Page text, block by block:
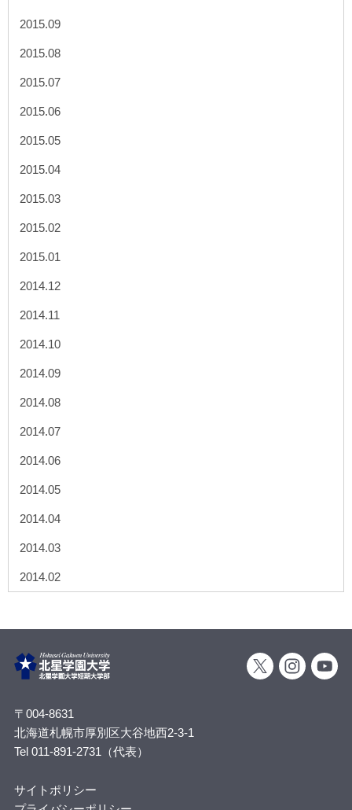
2015.09
2015.08
2015.07
2015.06
2015.05
2015.04
2015.03
2015.02
2015.01
2014.12
2014.11
2014.10
2014.09
2014.08
2014.07
2014.06
2014.05
2014.04
2014.03
2014.02
〒004-8631
北海道札幌市厚別区大谷地西2-3-1
Tel 011-891-2731（代表）
サイトポリシー